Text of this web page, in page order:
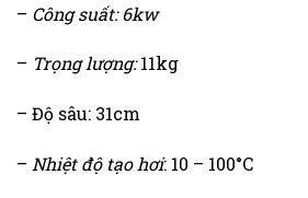
– Công suất: 6kw
– Trọng lượng:11kg
– Độ sâu: 31cm
– Nhiệt độ tạo hơi: 10 – 100°C